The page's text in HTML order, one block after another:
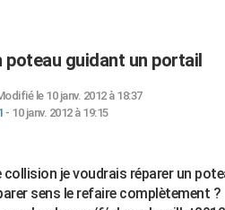
poteau guidant un portail
le 10 janv. 2012 à 18:37
- 10 janv. 2012 à 19:15
collision je voudrais réparer un
sens le refaire complètement ?